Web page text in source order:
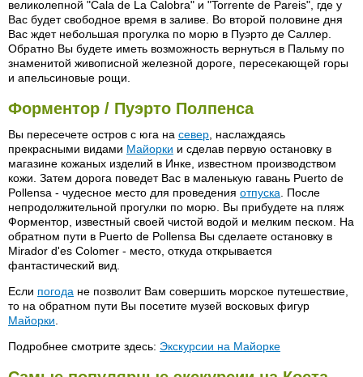
великолепной "Cala de La Calobra" и "Torrente de Pareis", где у
Вас будет свободное время в заливе. Во второй половине дня
Вас ждет небольшая прогулка по морю в Пуэрто де Саллер.
Обратно Вы будете иметь возможность вернуться в Пальму по
знаменитой живописной железной дороге, пересекающей горы
и апельсиновые рощи.
Форментор / Пуэрто Полпенса
Вы пересечете остров с юга на север , наслаждаясь
прекрасными видами Майорки и сделав первую остановку в
магазине кожаных изделий в Инке, известном производством
кожи. Затем дорога поведет Вас в маленькую гавань Puerto de
Pollensa - чудесное место для проведения отпуска . После
непродолжительной прогулки по морю. Вы прибудете на пляж
Форментор, известный своей чистой водой и мелким песком. На
обратном пути в Puerto de Pollensa Вы сделаете остановку в
Mirador d'es Colomer - место, откуда открывается
фантастический вид.
Если погода не позволит Вам совершить морское путешествие,
то на обратном пути Вы посетите музей восковых фигур
Майорки
Подробнее смотрите здесь: Экскурсии на Майорке